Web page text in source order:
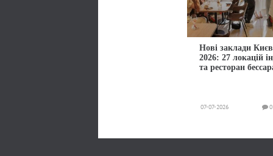
Нові заклади
2026: 27 локацій
та ресторан
07-07-2026 0